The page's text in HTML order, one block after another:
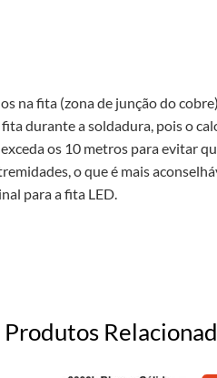
na fita (zona de junção do
durante a soldadura, pois o
os 10 metros para evitar
o que é mais
para a fita LED.
Produtos